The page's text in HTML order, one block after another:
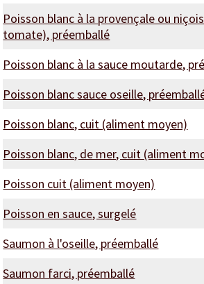
Poisson blanc à la provençale ou
tomate), préemballé
Poisson blanc à la sauce moutarde,
Poisson blanc sauce oseille,
Poisson blanc, cuit (aliment moyen)
Poisson blanc, de mer, cuit (aliment
Poisson cuit (aliment moyen)
Poisson en sauce, surgelé
Saumon à l'oseille, préemballé
Saumon farci, préemballé